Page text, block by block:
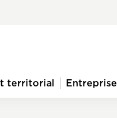
territorial Entreprise